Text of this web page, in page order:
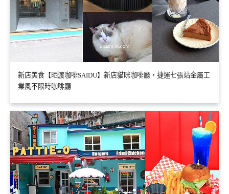
新店美食【晒渡咖啡SAIDU】新店貓咪咖啡廳，捷運七張站金屬工
業風不限時咖啡廳